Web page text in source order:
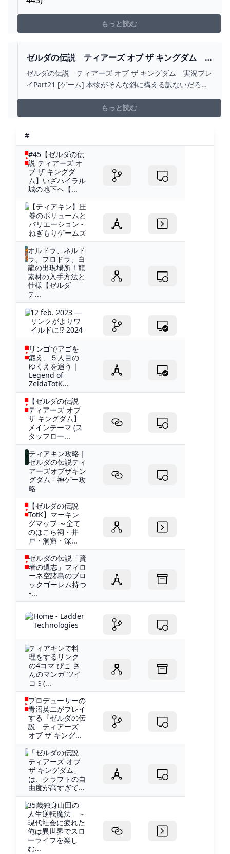
もっと読む
ゼルダの伝説 ティアーズ オブ ザ キングダム
実況プレイPART21 - ニコニコ動画
ゼルダの伝説 ティアーズ オブ ザ キングダム 実況プレ
イPart21 [ゲーム] 本物がそんな斜に構える訳ないだろ！
もっと読む
#
#45【ゼルダの伝
説 ティアーズ オ
ブ ザ キングダ
ム】いざハイラル
城の地下へ【...
【ティアキン】圧
巻のボリュームと
バリエーション -
ねぎもりゲームズ
オルドラ、ネルド
ラ、フロドラ、白
龍の出現場所！龍
素材の入手方法と
仕様【ゼルダ
テ...
12 feb. 2023 —
リンクがよりワ
イルドに!? 2024
リンゴでアゴを
鍛え、５人目の
ゆくえを追う｜
Legend of
ZeldaTotK...
【ゼルダの伝説
ティアーズ オブ
ザ キングダム】
メインテーマ (ス
タッフロー...
ティアキン攻略｜
ゼルダの伝説ティ
アーズオブザキン
グダム - 神ゲー攻
略
【ゼルダの伝説
TotK】マーキン
グマップ ～全て
のほこら祠・井
戸・洞窟・深...
ゼルダの伝説「賢
者の遺志」フィロ
ーネ空諸島のブロ
ックゴーレム持つ
-...
Home - Ladder
Technologies
ティアキンで料
理をするリンク
の4コマ ぴこ さ
んのマンガ ツイ
コミ(...
プロデューサーの
青沼英二がプレイ
する『ゼルダの伝
説 ティアーズ
オブ ザ キング...
「ゼルダの伝説
ティアーズ オブ
ザ キングダム」
は、クラフトの自
由度が高すぎて...
35歳独身山田の
人生逆転魔法 ～
現代社会に疲れた
俺は異世界でスロ
ーライフを楽し
む...